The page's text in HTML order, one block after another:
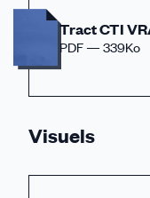
Tract CTI
PDF — 339Ko
Visuels